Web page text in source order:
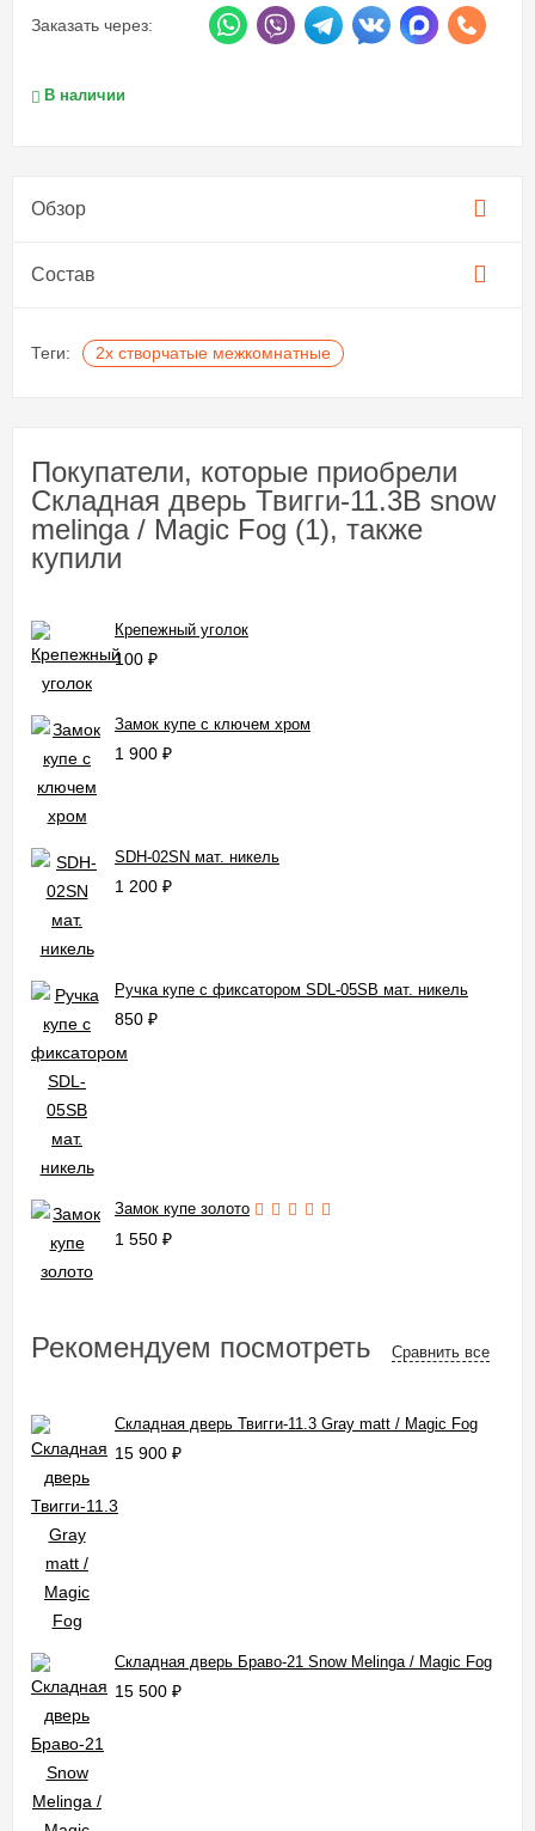
Заказать через:
В наличии
Обзор
Состав
Теги: 2х створчатые межкомнатные
Покупатели, которые приобрели
Складная дверь Твигги-11.3B snow
melinga / Magic Fog (1), также
купили
Крепежный уголок
100 ₽
Замок купе с ключем хром
1 900 ₽
SDH-02SN мат. никель
1 200 ₽
Ручка купе с фиксатором SDL-05SB мат. никель
850 ₽
Замок купе золото
1 550 ₽
Рекомендуем посмотреть Сравнить все
Складная дверь Твигги-11.3 Gray matt / Magic Fog
15 900 ₽
Складная дверь Браво-21 Snow Melinga / Magic Fog
15 500 ₽